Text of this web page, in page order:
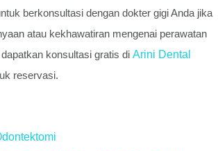
berkonsultasi dengan dokter gigi Anda jika
atau kekhawatiran mengenai perawatan
konsultasi gratis di Arini Dental
reservasi.